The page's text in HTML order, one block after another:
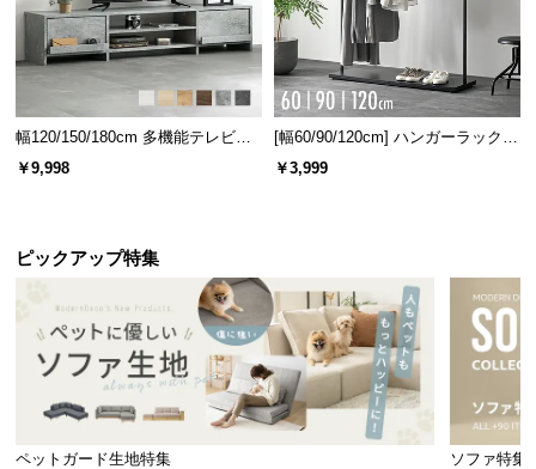
幅120/150/180cm 多機能テレビボ
ード 木目/石目調 オープン収納・
￥9,998
[幅60/90/120cm] ハンガーラック
スチール 4段階高さ調節 サイドフ
￥3,999
ピックアップ特集
ペットガード生地特集 ソファ特集